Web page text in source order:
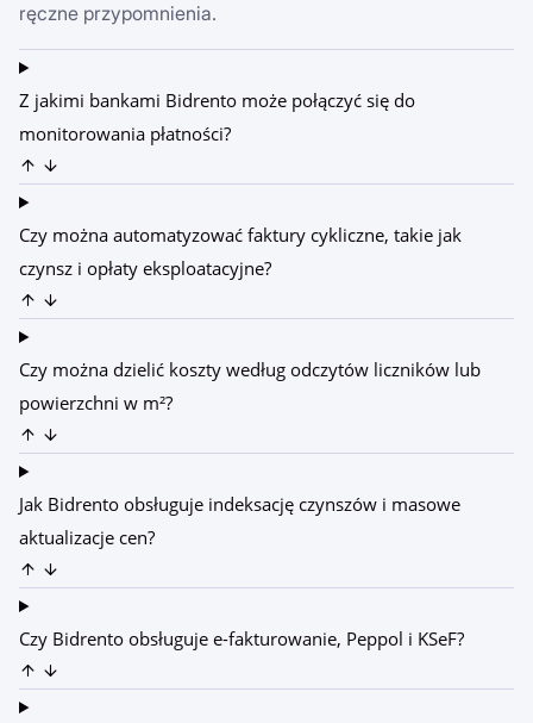
ręczne przypomnienia.
Z jakimi bankami Bidrento może połączyć się do
monitorowania płatności?
Czy można automatyzować faktury cykliczne, takie jak
czynsz i opłaty eksploatacyjne?
Czy można dzielić koszty według odczytów liczników lub
powierzchni w m²?
Jak Bidrento obsługuje indeksację czynszów i masowe
aktualizacje cen?
Czy Bidrento obsługuje e-fakturowanie, Peppol i KSeF?